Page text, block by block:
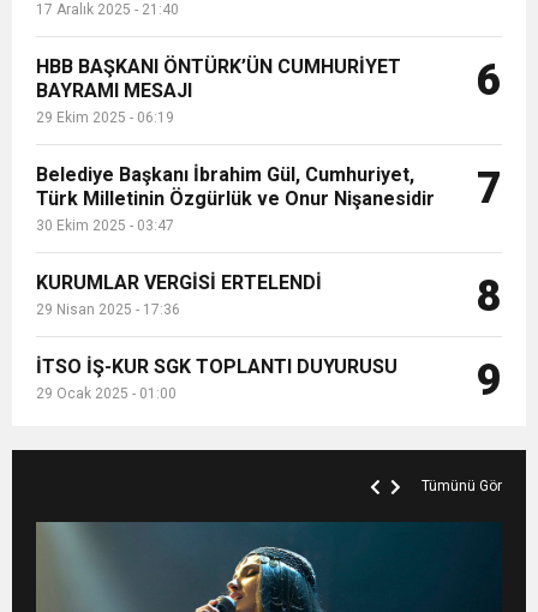
17 Aralık 2025 - 21:40
HBB BAŞKANI ÖNTÜRK’ÜN CUMHURİYET
BAYRAMI MESAJI
29 Ekim 2025 - 06:19
6
Belediye Başkanı İbrahim Gül, Cumhuriyet,
Türk Milletinin Özgürlük ve Onur Nişanesidir
30 Ekim 2025 - 03:47
7
KURUMLAR VERGİSİ ERTELENDİ
29 Nisan 2025 - 17:36 8
İTSO İŞ-KUR SGK TOPLANTI DUYURUSU
29 Ocak 2025 - 01:00 9
Tümünü Gör